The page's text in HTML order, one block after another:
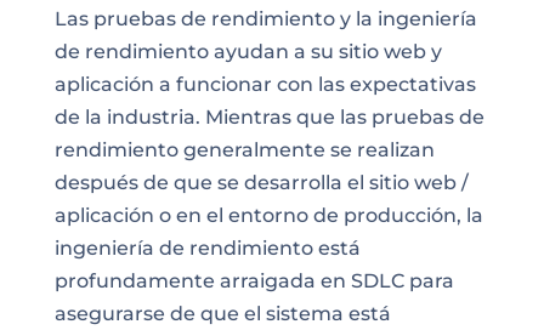
Las pruebas de rendimiento y la ingeniería
de rendimiento ayudan a su sitio web y
aplicación a funcionar con las expectativas
de la industria. Mientras que las pruebas de
rendimiento generalmente se realizan
después de que se desarrolla el sitio web /
aplicación o en el entorno de producción, la
ingeniería de rendimiento está
profundamente arraigada en SDLC para
asegurarse de que el sistema está